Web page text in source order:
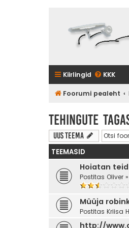
Kiirlingid KKK
Foorumi pealeht
Tehingute
Uus teema
TEEMASID
Hoiatan
Postitas Oliver
Müüja
Postitas Kriisa H
http://